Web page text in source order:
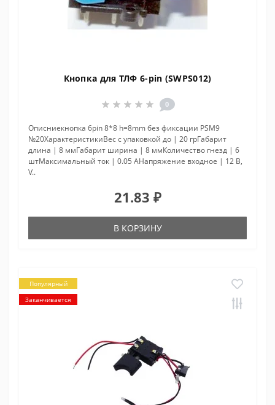
Кнопка для ТЛФ 6-pin (SWPS012)
0
Описниекнопка 6pin 8*8 h=8mm без фиксации PSM9
№20ХарактеристикиВес с упаковкой до | 20 грГабарит
длина | 8 ммГабарит ширина | 8 ммКоличество гнезд | 6
штМаксимальный ток | 0.05 АНапряжение входное | 12 В,
V..
21.83 ₽
В КОРЗИНУ
Популярный
Заканчивается